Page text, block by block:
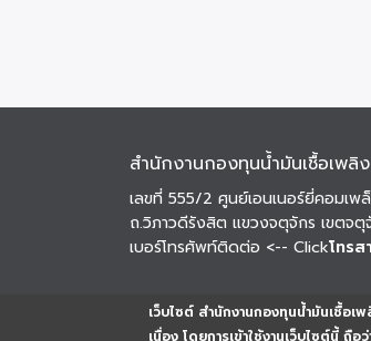
เว็บไซต์ สำนักงานกองทุนน้ำมันเชื้อเ
เนื่อง โดยการเข้าใช้งานเว็บไซต์นี้
สำนักงานกองทุนน้ำมันเชื้อเพลิ
เลขที่ 555/2 ศูนย์เอนเนอร์ยี่คอมเพ
ถ.วิภาวดีรังสิต แขวงจตุจักร เขตจ
เบอร์โทรศัพท์ติดต่อ <-- Clickโทรส